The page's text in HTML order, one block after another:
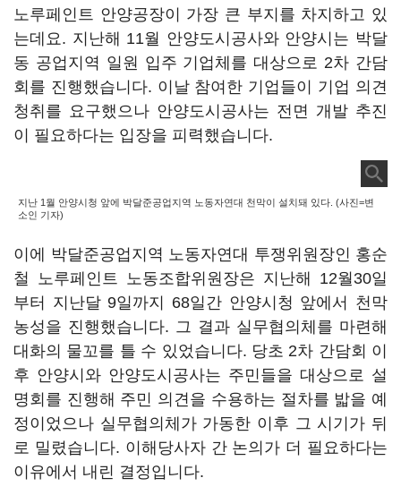
노루페인트 안양공장이 가장 큰 부지를 차지하고 있
는데요. 지난해 11월 안양도시공사와 안양시는 박달
동 공업지역 일원 입주 기업체를 대상으로 2차 간담
회를 진행했습니다. 이날 참여한 기업들이 기업 의견
청취를 요구했으나 안양도시공사는 전면 개발 추진
이 필요하다는 입장을 피력했습니다.
지난 1월 안양시청 앞에 박달준공업지역 노동자연대 천막이 설치돼 있다. (사진=변
소인 기자)
이에 박달준공업지역 노동자연대 투쟁위원장인 홍순
철 노루페인트 노동조합위원장은 지난해 12월30일
부터 지난달 9일까지 68일간 안양시청 앞에서 천막
농성을 진행했습니다. 그 결과 실무협의체를 마련해
대화의 물꼬를 틀 수 있었습니다. 당초 2차 간담회 이
후 안양시와 안양도시공사는 주민들을 대상으로 설
명회를 진행해 주민 의견을 수용하는 절차를 밟을 예
정이었으나 실무협의체가 가동한 이후 그 시기가 뒤
로 밀렸습니다. 이해당사자 간 논의가 더 필요하다는
이유에서 내린 결정입니다.